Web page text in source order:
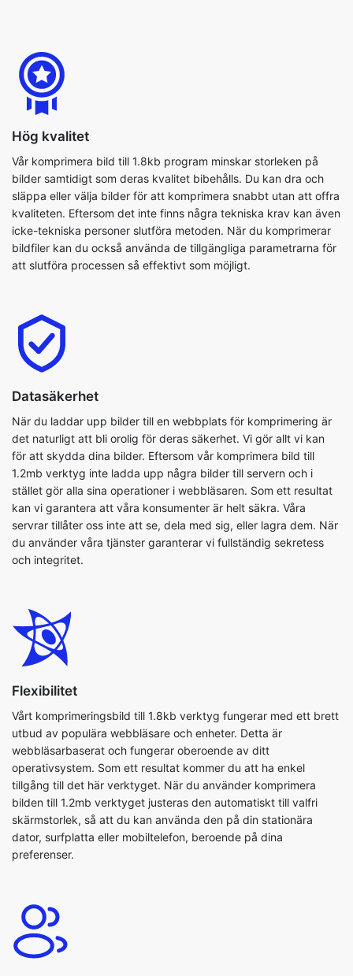
Hög kvalitet
Vår komprimera bild till 1.8kb program minskar storleken på
bilder samtidigt som deras kvalitet bibehålls. Du kan dra och
släppa eller välja bilder för att komprimera snabbt utan att offra
icke-tekniska personer slutföra metoden. När du komprimerar
bildfiler kan du också använda de tillgängliga parametrarna för
att slutföra processen så effektivt som möjligt.
Datasäkerhet
När du laddar upp bilder till en webbplats för komprimering är
det naturligt att bli orolig för deras säkerhet. Vi gör allt vi kan
för att skydda dina bilder. Eftersom vår komprimera bild till
stället gör alla sina operationer i webbläsaren. Som ett resultat
kan vi garantera att våra konsumenter är helt säkra. Våra
servrar tillåter oss inte att se, dela med sig, eller lagra dem. När
du använder våra tjänster garanterar vi fullständig sekretess
och integritet.
Flexibilitet
Vårt komprimeringsbild till 1.8kb verktyg fungerar med ett brett
utbud av populära webbläsare och enheter. Detta är
webbläsarbaserat och fungerar oberoende av ditt
tillgång till det här verktyget. När du använder komprimera
bilden till 1.2mb verktyget justeras den automatiskt till valfri
skärmstorlek, så att du kan använda den på din stationära
dator, surfplatta eller mobiltelefon, beroende på dina
preferenser.
Användarvänlig
Med den här applikationen kan du enkelt komprimera dina